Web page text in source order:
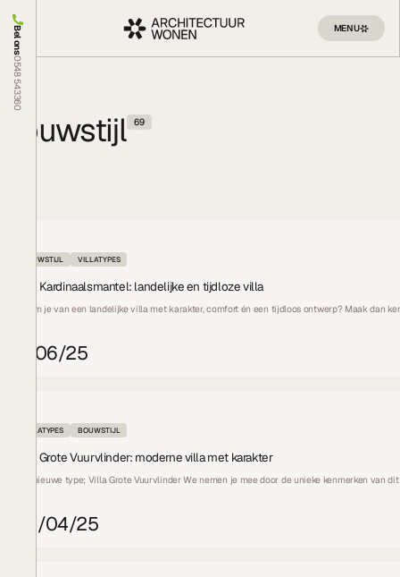
Bel ons
0548 543360
MENU
Bouwstijl 69
BOUWSTIJL VILLATYPES
Villa Kardinaalsmantel: landelijke en tijdloze villa
Droom je van een landelijke villa met karakter, comfort én een tijdloos ontwerp? Maak
11/06/25
VILLATYPES BOUWSTIJL
Villa Grote Vuurvlinder: moderne villa met karakter
Ons nieuwe type; Villa Grote Vuurvlinder We nemen je mee door de unieke kenmerken
08/04/25